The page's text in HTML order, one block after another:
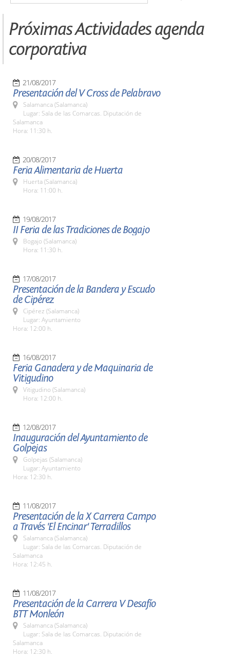
Próximas Actividades agenda
corporativa
21/08/2017
Presentación del V Cross de Pelabravo
Salamanca (Salamanca)
Lugar: Sala de las Comarcas. Diputación de
Salamanca
Hora: 11:30 h.
20/08/2017
Feria Alimentaria de Huerta
Huerta (Salamanca)
Hora: 11:00 h.
19/08/2017
II Feria de las Tradiciones de Bogajo
Bogajo (Salamanca)
Hora: 11:30 h.
17/08/2017
Presentación de la Bandera y Escudo
de Cipérez
Cipérez (Salamanca)
Lugar: Ayuntamiento
Hora: 12:00 h.
16/08/2017
Feria Ganadera y de Maquinaria de
Vitigudino
Vitigudino (Salamanca)
Hora: 12:00 h.
12/08/2017
Inauguración del Ayuntamiento de
Golpejas
Golpejas (Salamanca)
Lugar: Ayuntamiento
Hora: 12:30 h.
11/08/2017
Presentación de la X Carrera Campo
a Través 'El Encinar' Terradillos
Salamanca (Salamanca)
Lugar: Sala de las Comarcas. Diputación de
Salamanca
Hora: 12:45 h.
11/08/2017
Presentación de la Carrera V Desafío
BTT Monleón
Salamanca (Salamanca)
Lugar: Sala de las Comarcas. Diputación de
Salamanca
Hora: 12:30 h.